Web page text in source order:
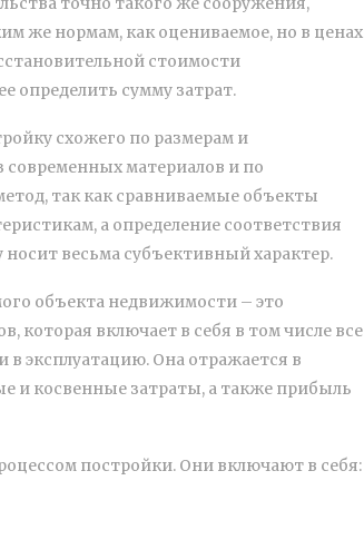
же нормам, как оцениваемое, но в ценах
стоимости
определить сумму затрат.
схожего по размерам и
материалов и по
так как сравниваемые объекты
а определение соответствия
весьма субъективный характер.
объекта недвижимости – это
которая включает в себя в том числе все
эксплуатацию. Она отражается в
и косвенные затраты, а также прибыль
постройки. Они включают в себя: